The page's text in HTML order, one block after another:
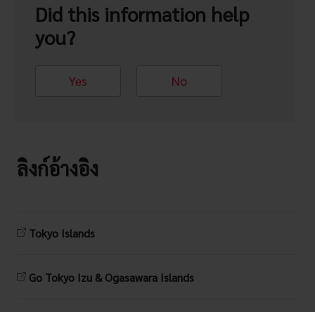
Did this information help
you?
Yes No
ลิงก์อ้างอิง
Tokyo Islands
Go Tokyo Izu & Ogasawara Islands